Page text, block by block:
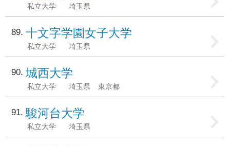
私立大学 埼玉県
89 十文字学園女子大学
私立大学 埼玉県
90 城西大学
私立大学 埼玉県 東京都
91 駿河台大学
私立大学 埼玉県